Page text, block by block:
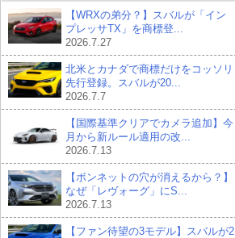
【WRXの弟分？】スバルが「イン
プレッサTX」を商標登...
2026.7.27
北米とカナダで商標だけをコッソリ
先行登録。スバルが20...
2026.7.7
【国際基準クリアでカメラ追加】今
月から新ルール適用の改...
2026.7.13
【ボンネットの穴が消えるから？】
なぜ「レヴォーグ」にS...
2026.7.13
【ファン待望の3モデル】スバルが2